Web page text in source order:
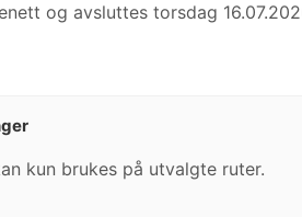
og avsluttes torsdag
kun brukes på utvalgte ruter.